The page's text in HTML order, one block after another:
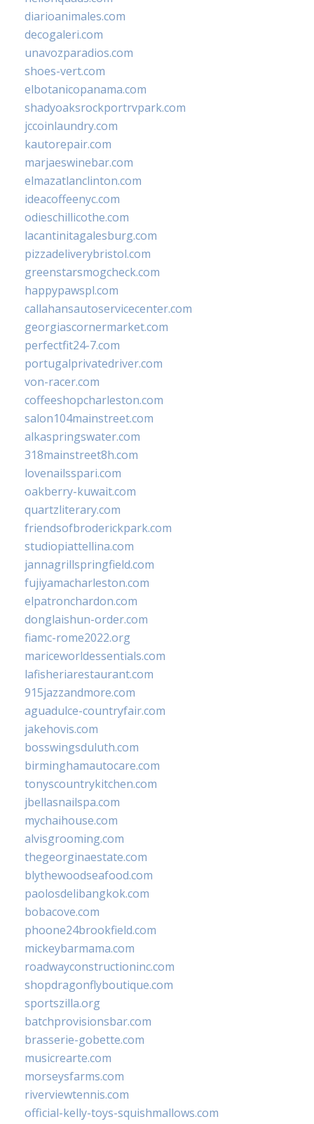
diarioanimales.com
decogaleri.com
unavozparadios.com
shoes-vert.com
elbotanicopanama.com
shadyoaksrockportrvpark.com
jccoinlaundry.com
kautorepair.com
marjaeswinebar.com
elmazatlanclinton.com
ideacoffeenyc.com
odieschillicothe.com
lacantinitagalesburg.com
pizzadeliverybristol.com
greenstarsmogcheck.com
happypawspl.com
callahansautoservicecenter.com
georgiascornermarket.com
perfectfit24-7.com
portugalprivatedriver.com
von-racer.com
coffeeshopcharleston.com
salon104mainstreet.com
alkaspringswater.com
318mainstreet8h.com
lovenailsspari.com
oakberry-kuwait.com
quartzliterary.com
friendsofbroderickpark.com
studiopiattellina.com
jannagrillspringfield.com
fujiyamacharleston.com
elpatronchardon.com
donglaishun-order.com
fiamc-rome2022.org
mariceworldessentials.com
lafisheriarestaurant.com
915jazzandmore.com
aguadulce-countryfair.com
jakehovis.com
bosswingsduluth.com
birminghamautocare.com
tonyscountrykitchen.com
jbellasnailspa.com
mychaihouse.com
alvisgrooming.com
thegeorginaestate.com
blythewoodseafood.com
paolosdelibangkok.com
bobacove.com
phoone24brookfield.com
mickeybarmama.com
roadwayconstructioninc.com
shopdragonflyboutique.com
sportszilla.org
batchprovisionsbar.com
brasserie-gobette.com
musicrearte.com
morseysfarms.com
riverviewtennis.com
official-kelly-toys-squishmallows.com